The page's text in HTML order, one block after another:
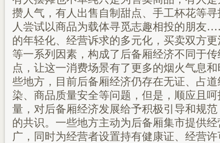
攒人气，有人出售自制甜点、手工杯花等
人尝试以商品为载体寻觅志趣相投的朋友
的年轻化、经营诉求的多元化，买卖双方
等一系列因素，构成了后备厢经济不同于
点，让这一消费场景有了更多的烟火气
些地方，目前后备厢经济仍存在无证、占
染、商品质量安全等问题，但是，顺应且
量，对后备厢经济发展给予积极引导和规
的共识。一些地方主动为后备厢集市提供
广，同时为经营者设置持有健康证、经营